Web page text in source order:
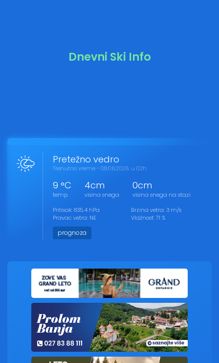
Dnevni Ski Info
Pretežno vedro
Trenutno vreme - 08.06.2026. u 02h
9 °C
temp.
4cm
visina snega
0cm
visina snega na stazi
Pritisak: 835.4 hPa
Pravac vetra: NE
Brzina vetra: 3 m/s
Vlažnost: 71 %
prognoza